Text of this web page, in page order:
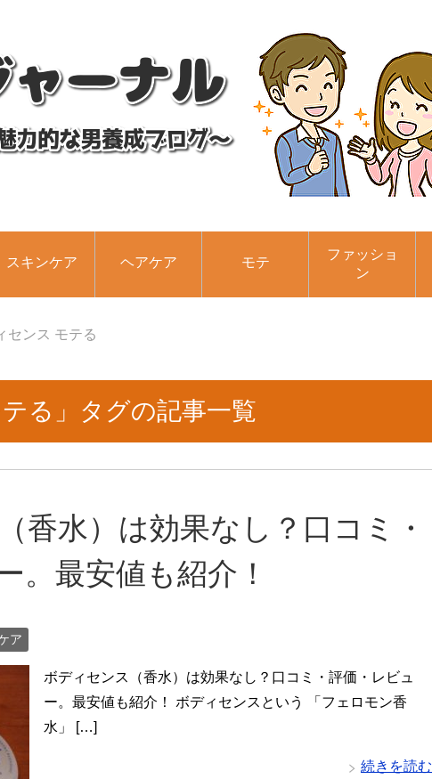
スキンケア ヘアケア モテ
ファッショ
ン
センス モテる
る」タグの記事一覧
香水）は効果なし？口コミ・
。最安値も紹介！
ア
ボディセンス（香水）は効果なし？口コミ・評価・レビュ
ー。最安値も紹介！ ボディセンスという 「フェロモン香
水」 […]
続きを読む